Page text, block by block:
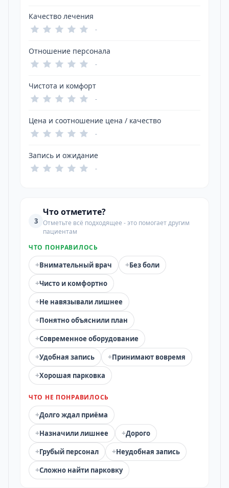
Качество лечения
-
Отношение персонала
-
Чистота и комфорт
-
Цена и соотношение цена / качество
-
Запись и ожидание
-
3
Что отметите?
Отметьте всё подходящее - это помогает другим
пациентам
ЧТО ПОНРАВИЛОСЬ
+Внимательный врач +Без боли
+Чисто и комфортно
+Не навязывали лишнее
+Понятно объяснили план
+Современное оборудование
+Удобная запись +Принимают вовремя
+Хорошая парковка
ЧТО НЕ ПОНРАВИЛОСЬ
+Долго ждал приёма
+Назначили лишнее +Дорого
+Грубый персонал +Неудобная запись
+Сложно найти парковку